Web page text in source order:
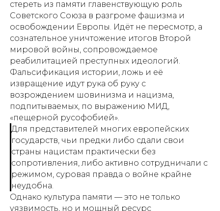
стереть из памяти главенствующую роль
Советского Союза в разгроме фашизма и
освобождении Европы. Идёт не пересмотр, а
сознательное уничтожение итогов Второй
мировой войны, сопровождаемое
реабилитацией преступных идеологий.
Фальсификация истории, ложь и её
извращение идут рука об руку с
возрождением шовинизма и нацизма,
подпитываемых, по выражению МИД,
«пещерной русофобией».
Для представителей многих европейских
государств, чьи предки либо сдали свои
страны нацистам практически без
сопротивления, либо активно сотрудничали с
режимом, суровая правда о войне крайне
неудобна.
Однако культура памяти — это не только
уязвимость, но и мощный ресурс